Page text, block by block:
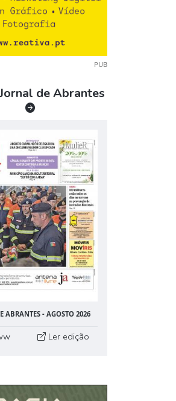
PUB
de Abrantes
ABRANTES - AGOSTO 2026
Ler edição